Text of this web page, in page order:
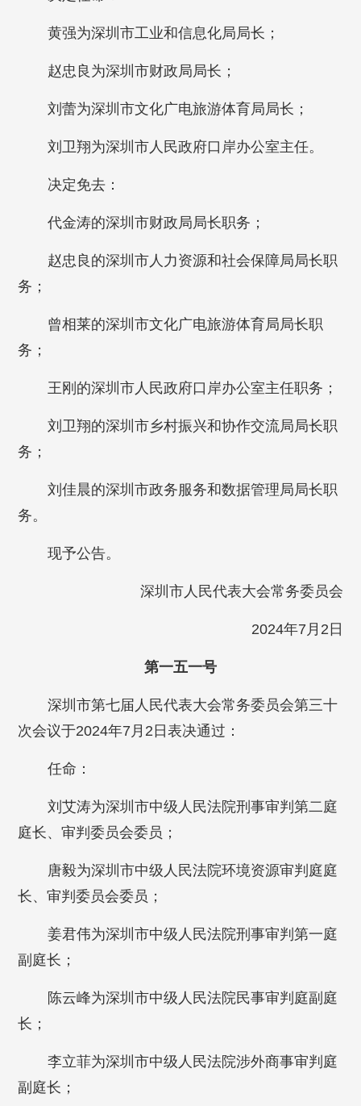
黄强为深圳市工业和信息化局局长；
赵忠良为深圳市财政局局长；
刘蕾为深圳市文化广电旅游体育局局长；
刘卫翔为深圳市人民政府口岸办公室主任。
决定免去：
代金涛的深圳市财政局局长职务；
赵忠良的深圳市人力资源和社会保障局局长职
务；
曾相莱的深圳市文化广电旅游体育局局长职
务；
王刚的深圳市人民政府口岸办公室主任职务；
刘卫翔的深圳市乡村振兴和协作交流局局长职
务；
刘佳晨的深圳市政务服务和数据管理局局长职
务。
现予公告。
深圳市人民代表大会常务委员会
2024年7月2日
第一五一号
深圳市第七届人民代表大会常务委员会第三十
次会议于2024年7月2日表决通过：
任命：
刘艾涛为深圳市中级人民法院刑事审判第二庭
庭长、审判委员会委员；
唐毅为深圳市中级人民法院环境资源审判庭庭
长、审判委员会委员；
姜君伟为深圳市中级人民法院刑事审判第一庭
副庭长；
陈云峰为深圳市中级人民法院民事审判庭副庭
长；
李立菲为深圳市中级人民法院涉外商事审判庭
副庭长；